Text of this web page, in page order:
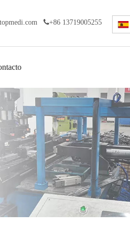
+86 13719005255